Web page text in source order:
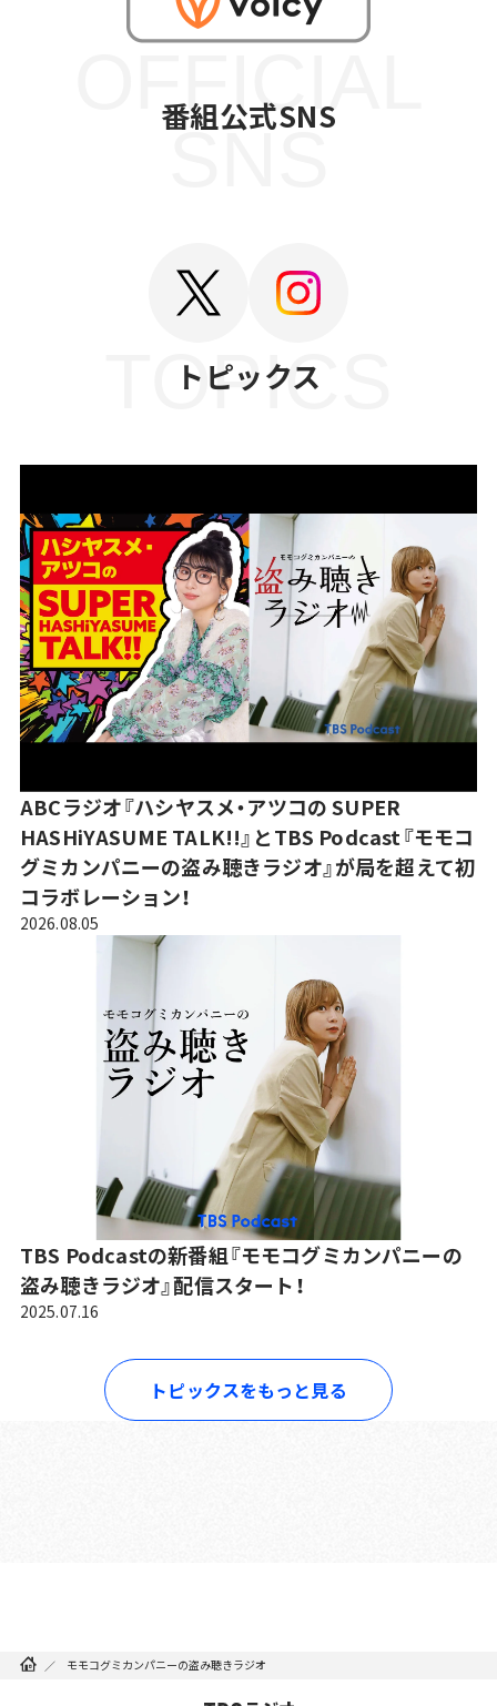
番組公式SNS
OFFICIAL
SNS
トピックス
TOPICS
ABCラジオ『ハシヤスメ・アツコの SUPER
HASHiYASUME TALK!!』とTBS Podcast『モモコ
グミカンパニーの盗み聴きラジオ』が局を超えて初
コラボレーション！
2026.08.05
TBS Podcastの新番組『モモコグミカンパニーの
盗み聴きラジオ』配信スタート！
2025.07.16
トピックスをもっと見る
モモコグミカンパニーの盗み聴きラジオ